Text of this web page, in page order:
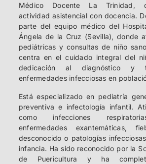
Médico Docente La Trinidad,
actividad asistencial con docencia.
parte del equipo médico del
Ángela de la Cruz (Sevilla), donde
pediátricas y consultas de niño
centra en el cuidado integral del
dedicación al diagnóstico y
enfermedades infecciosas en
Está especializado en pediatría
preventiva e infectología infantil.
como infecciones
enfermedades exantemáticas,
desconocido o patologías
infancia. Ha sido reconocido por la
de Puericultura y ha